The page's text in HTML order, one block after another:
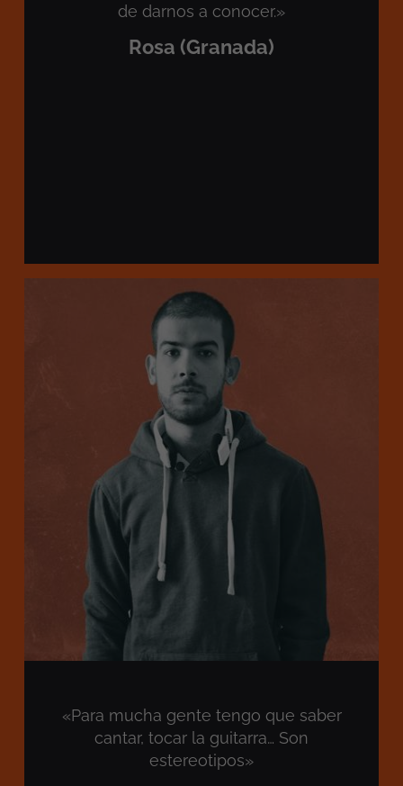
de darnos a conocer.»
Rosa (Granada)
«Para mucha gente tengo que saber
cantar, tocar la guitarra… Son
estereotipos»